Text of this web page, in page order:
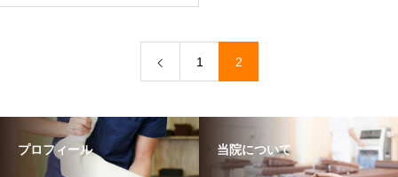
1 2
プロフィール 当院について